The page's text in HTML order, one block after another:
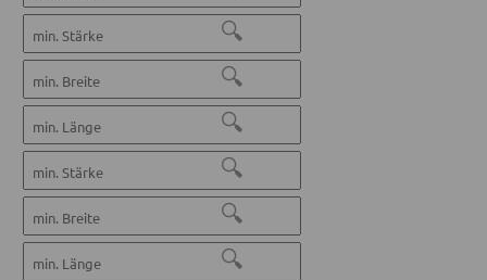
🔍
🔍
🔍
🔍
🔍
🔍